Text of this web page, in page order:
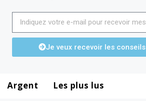
Je veux recevoir les conseils
Argent Les plus lus